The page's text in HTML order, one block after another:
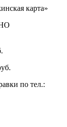
карта»
по тел.: